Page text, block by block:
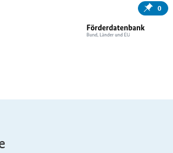
0